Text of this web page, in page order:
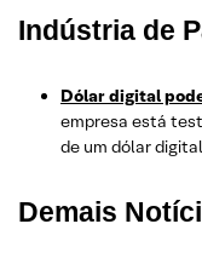
Indústria de
Dólar digital
empresa está
de um dólar
Demais